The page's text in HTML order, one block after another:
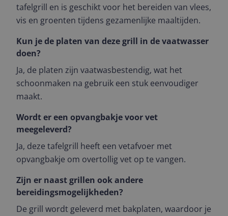
tafelgrill en is geschikt voor het bereiden van vlees,
vis en groenten tijdens gezamenlijke maaltijden.
Kun je de platen van deze grill in de vaatwasser
doen?
Ja, de platen zijn vaatwasbestendig, wat het
schoonmaken na gebruik een stuk eenvoudiger
maakt.
Wordt er een opvangbakje voor vet
meegeleverd?
Ja, deze tafelgrill heeft een vetafvoer met
opvangbakje om overtollig vet op te vangen.
Zijn er naast grillen ook andere
bereidingsmogelijkheden?
De grill wordt geleverd met bakplaten, waardoor je